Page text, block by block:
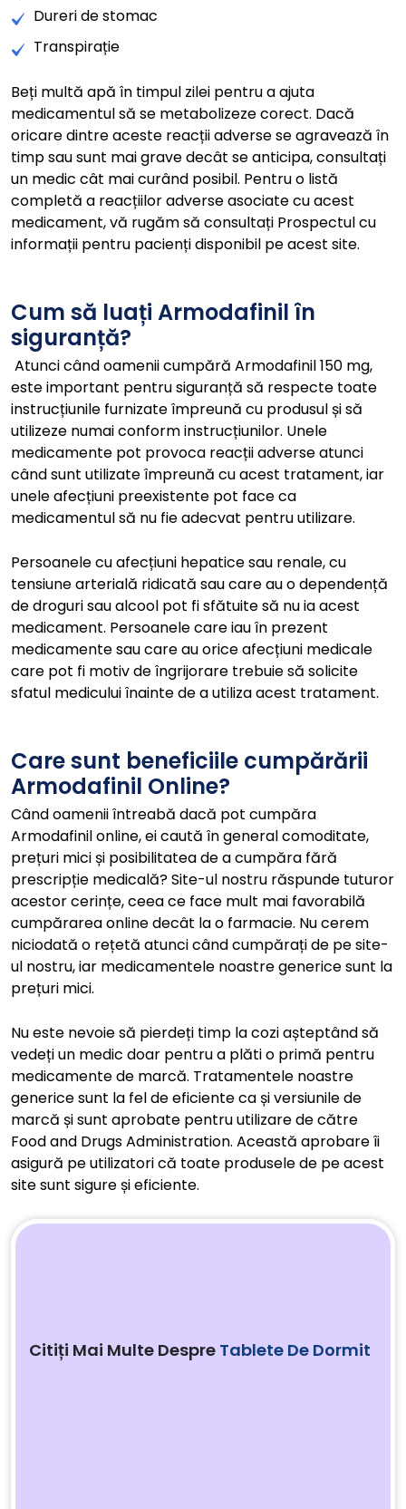
Dureri de stomac
Transpirație
Beți multă apă în timpul zilei pentru a ajuta
medicamentul să se metabolizeze corect. Dacă
oricare dintre aceste reacții adverse se agravează în
timp sau sunt mai grave decât se anticipa, consultați
un medic cât mai curând posibil. Pentru o listă
completă a reacțiilor adverse asociate cu acest
medicament, vă rugăm să consultați Prospectul cu
informații pentru pacienți disponibil pe acest site.
Cum să luați Armodafinil în
siguranță?
Atunci când oamenii cumpără Armodafinil 150 mg,
este important pentru siguranță să respecte toate
instrucțiunile furnizate împreună cu produsul și să
utilizeze numai conform instrucțiunilor. Unele
medicamente pot provoca reacții adverse atunci
când sunt utilizate împreună cu acest tratament, iar
unele afecțiuni preexistente pot face ca
medicamentul să nu fie adecvat pentru utilizare.
Persoanele cu afecțiuni hepatice sau renale, cu
tensiune arterială ridicată sau care au o dependență
de droguri sau alcool pot fi sfătuite să nu ia acest
medicament. Persoanele care iau în prezent
medicamente sau care au orice afecțiuni medicale
care pot fi motiv de îngrijorare trebuie să solicite
sfatul medicului înainte de a utiliza acest tratament.
Care sunt beneficiile cumpărării
Armodafinil Online?
Când oamenii întreabă dacă pot cumpăra
Armodafinil online, ei caută în general comoditate,
prețuri mici și posibilitatea de a cumpăra fără
prescripție medicală? Site-ul nostru răspunde tuturor
acestor cerințe, ceea ce face mult mai favorabilă
cumpărarea online decât la o farmacie. Nu cerem
niciodată o rețetă atunci când cumpărați de pe site-
ul nostru, iar medicamentele noastre generice sunt la
prețuri mici.
Nu este nevoie să pierdeți timp la cozi așteptând să
vedeți un medic doar pentru a plăti o primă pentru
medicamente de marcă. Tratamentele noastre
generice sunt la fel de eficiente ca și versiunile de
marcă și sunt aprobate pentru utilizare de către
Food and Drugs Administration. Această aprobare îi
asigură pe utilizatori că toate produsele de pe acest
site sunt sigure și eficiente.
Citiți Mai Multe Despre Tablete De Dormit